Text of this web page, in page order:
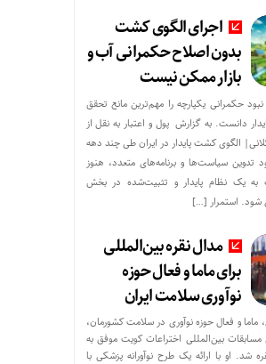
شمس‌آباد به ۱۸تن
اجرای الگوی کشت
بدون اصلاح حکمرانی آب و
بازار ممکن نیست
حکمرانی یکپارچه را مهم‌ترین مانع تحقق
دانست. به گزارش پول و اعتبار به نقل از
الگوی کشت پایدار در ایران طی چند دهه
تدوین سیاست‌ها و برنامه‌های متعدد، هنوز
به یک نظام پایدار و تثبیت‌شده در بخش
شود. استمرار […]
مدال نقره بین‌المللی
برای ماما و فعال حوزه
نوآوری سلامت ایران
ماما و فعال حوزه نوآوری در سلامت کشورمان،
بین‌المللی اختراعات کویت موفق به
شد. او با ارائه یک طرح نوآورانه پزشکی با